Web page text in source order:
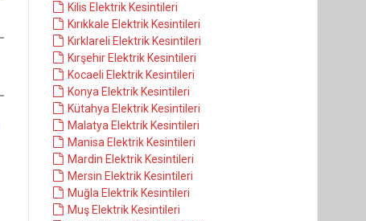
Kilis Elektrik Kesintileri
Kırıkkale Elektrik Kesintileri
Kırklareli Elektrik Kesintileri
Kırşehir Elektrik Kesintileri
Kocaeli Elektrik Kesintileri
Konya Elektrik Kesintileri
Kütahya Elektrik Kesintileri
Malatya Elektrik Kesintileri
Manisa Elektrik Kesintileri
Mardin Elektrik Kesintileri
Mersin Elektrik Kesintileri
Muğla Elektrik Kesintileri
Muş Elektrik Kesintileri